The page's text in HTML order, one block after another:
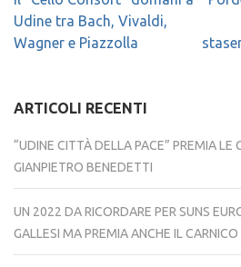
articoli
Udine tra Bach, Vivaldi,
Wagner e Piazzolla
ARTICOLI RECENTI
“UDINE CITTÀ DELLA PACE” PREMIA LE
GIANPIETRO BENEDETTI
UN 2022 DA RICORDARE PER SUNS
GALLESI MA PREMIA ANCHE IL